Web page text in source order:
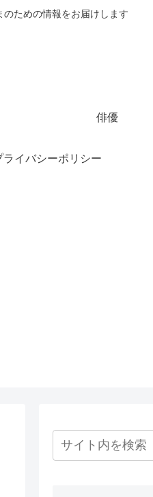
ための情報をお届けします
俳優
ライバシーポリシー